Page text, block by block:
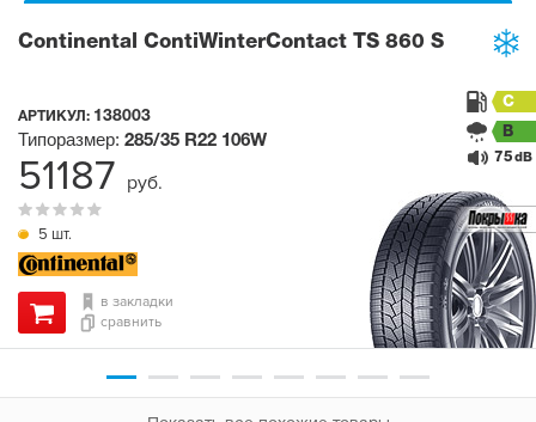
Continental ContiWinterContact TS 860 S
АРТИКУЛ: 138003
5 шт.
Типоразмер: 285/35 R22 106W
C
B
75 dB
в закладки
сравнить
51187 руб.